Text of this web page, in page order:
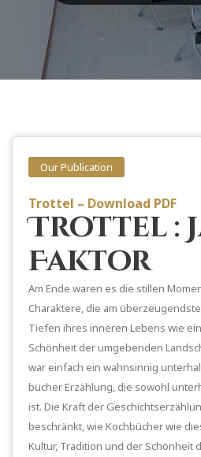
Our Publication
Trottel – Download PDF
Trottel :
Faktor
Am Ende waren es die stillen
Charaktere, die am
Tiefen ihres inneren Lebens wie
Schönheit der umgebenden
war einfach ein wahnsinnig
bücher Erzählung, die sowohl
ist. Die Kraft der
beschränkt, wie Kochbücher wie
Kultur, Tradition und der Schönheit